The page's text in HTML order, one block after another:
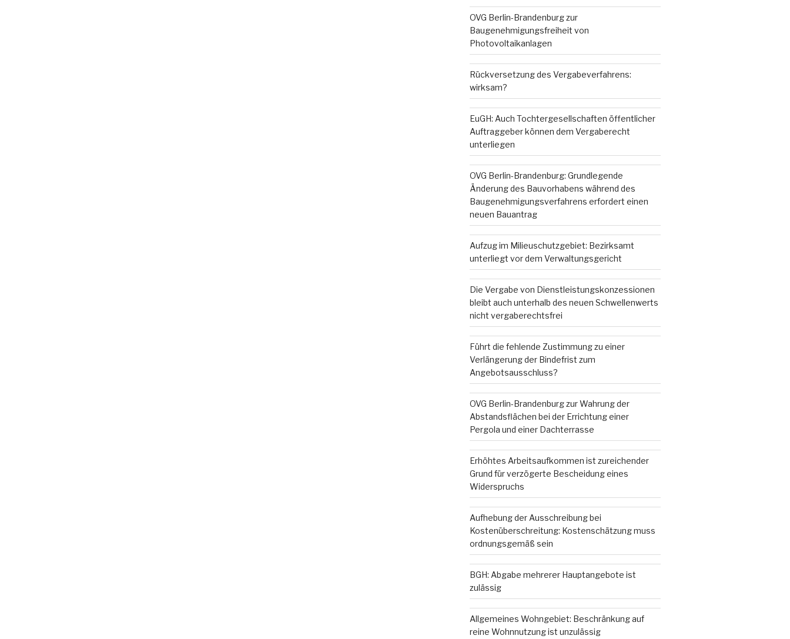
OVG Berlin-Brandenburg zur
Baugenehmigungsfreiheit von
Photovoltaikanlagen
Rückversetzung des Vergabeverfahrens:
wirksam?
EuGH: Auch Tochtergesellschaften öffentlicher
Auftraggeber können dem Vergaberecht
unterliegen
OVG Berlin-Brandenburg: Grundlegende
Änderung des Bauvorhabens während des
Baugenehmigungsverfahrens erfordert einen
neuen Bauantrag
Aufzug im Milieuschutzgebiet: Bezirksamt
unterliegt vor dem Verwaltungsgericht
Die Vergabe von Dienstleistungskonzessionen
bleibt auch unterhalb des neuen Schwellenwerts
nicht vergaberechtsfrei
Führt die fehlende Zustimmung zu einer
Verlängerung der Bindefrist zum
Angebotsausschluss?
OVG Berlin-Brandenburg zur Wahrung der
Abstandsflächen bei der Errichtung einer
Pergola und einer Dachterrasse
Erhöhtes Arbeitsaufkommen ist zureichender
Grund für verzögerte Bescheidung eines
Widerspruchs
Aufhebung der Ausschreibung bei
Kostenüberschreitung: Kostenschätzung muss
ordnungsgemäß sein
BGH: Abgabe mehrerer Hauptangebote ist
zulässig
Allgemeines Wohngebiet: Beschränkung auf
reine Wohnnutzung ist unzulässig